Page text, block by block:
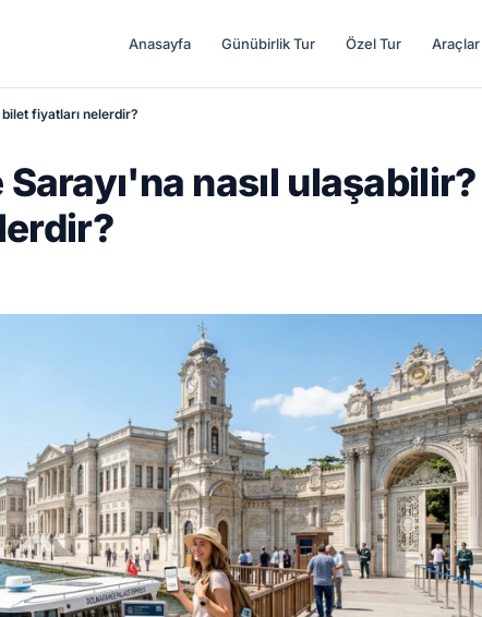
Anasayfa Günübirlik Tur Özel Tur Araçlar
fiyatları nelerdir?
nasıl ulaşabilir?